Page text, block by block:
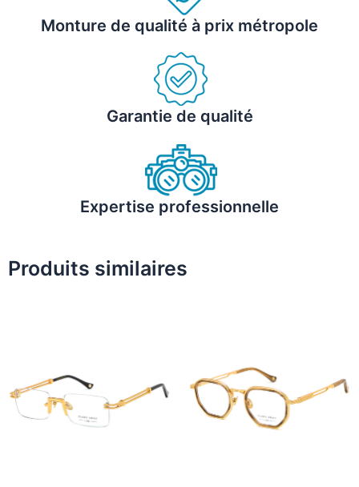
Monture de qualité à prix métropole
Garantie de qualité
Expertise professionnelle
Produits similaires